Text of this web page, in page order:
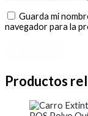
Guarda mi
navegador para la
Productos